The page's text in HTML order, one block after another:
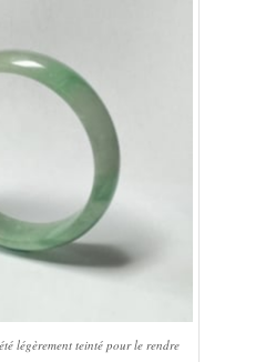
légèrement teinté pour le rendre